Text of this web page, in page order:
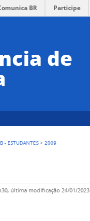
BR Participe
de
- ESTUDANTES >2009
última modificação 24/01/2023